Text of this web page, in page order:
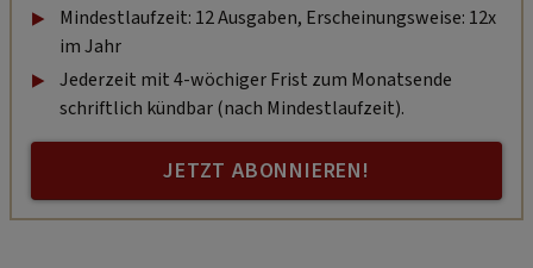
Mindestlaufzeit: 12 Ausgaben, Erscheinungsweise: 12x
im Jahr
Jederzeit mit 4-wöchiger Frist zum Monatsende
schriftlich kündbar (nach Mindestlaufzeit).
JETZT ABONNIEREN!